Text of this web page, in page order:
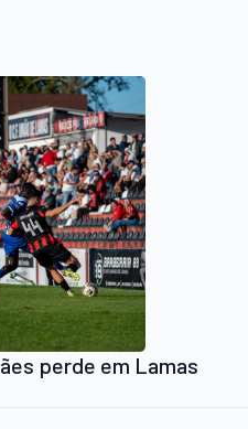
perde em Lamas